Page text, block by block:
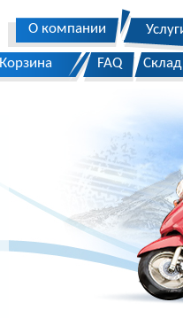
О компании
Корзина FAQ Склад